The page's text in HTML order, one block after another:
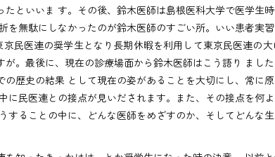
といいま す。その後、鈴木医師は島根医科大学で医学生
無駄にしなかったのが鈴木医師のすごい所。いい患者実
医連の奨学生となり長期休暇を利用して東京民医連の
。最後に、現在の診療場面から鈴木医師はこう語り まし
歴史の結果 として現在の姿があることを大切にし、常に原
民医連との接点が見いだされます。また、その接点を何
ることの中に、どんな医師をめざすのか、そしてどんな